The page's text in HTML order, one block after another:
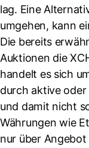
lag. Eine
umgehen, kann
Die bereits
Auktionen die
handelt es sich
durch aktive
und damit nicht
Währungen wie
nur über